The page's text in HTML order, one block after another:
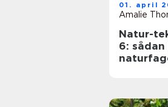
01. april
Amalie
Natur-
6: sådan